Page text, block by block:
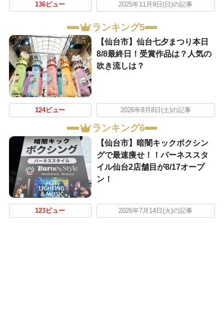
136ビュー 2025年11月9日(日)の記事
ランキング5
【仙台市】仙台七夕まつり本日
8/8最終日！受賞作品は？人気の
吹き流しは？
124ビュー 2026年8月8日(土)の記事
ランキング6
【仙台市】暗闇キックボクシン
グで最速痩せ！！バーネススタ
イル仙台2店舗目が8/17オープ
ン！
123ビュー 2026年7月14日(火)の記事